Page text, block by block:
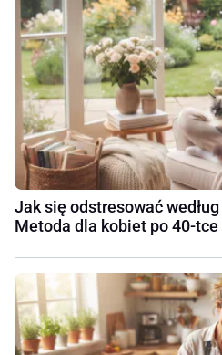
Jak się odstresować
Metoda dla kobiet po 40-tce